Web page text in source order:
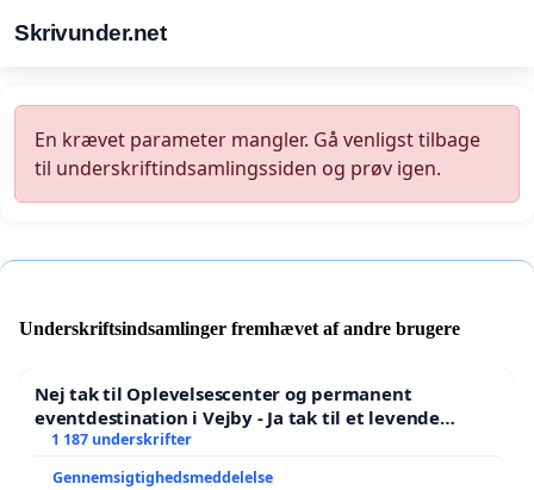
Skrivunder.net
En krævet parameter mangler. Gå venligst tilbage
til underskriftindsamlingssiden og prøv igen.
Underskriftsindsamlinger fremhævet af andre brugere
Nej tak til Oplevelsescenter og permanent
eventdestination i Vejby - Ja tak til et levende
lokalområde i balance
1 187 underskrifter
Gennemsigtighedsmeddelelse